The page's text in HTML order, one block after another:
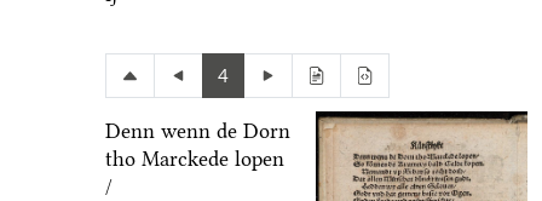
4
Denn wenn de Dorn
tho Marckede lopen
/